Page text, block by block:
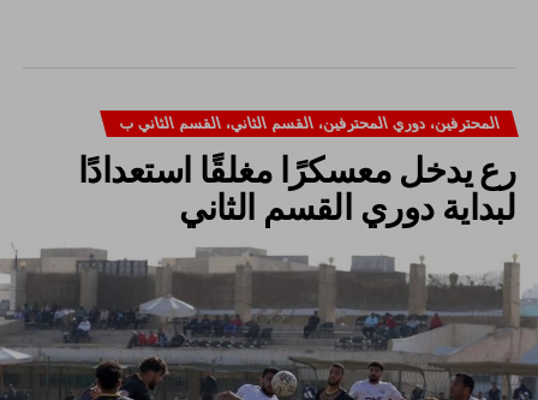
المحترفين، دوري المحترفين، القسم الثاني، القسم الثاني ب
رع يدخل معسكرًا مغلقًا استعدادًا
لبداية دوري القسم الثاني